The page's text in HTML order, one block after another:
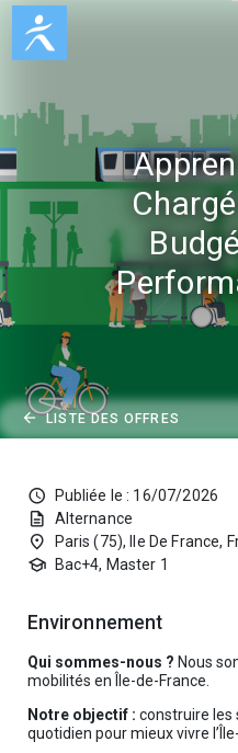
arrow_back LISTE DES OFFRES
schedule Publiée le : 16/07/2026
description Alternance
place Paris (75), Ile De France,
school Bac+4, Master 1
Environnement
Qui sommes-nous ? Nous
mobilités en Île-de-France.
Notre objectif : construire les
quotidien pour mieux vivre